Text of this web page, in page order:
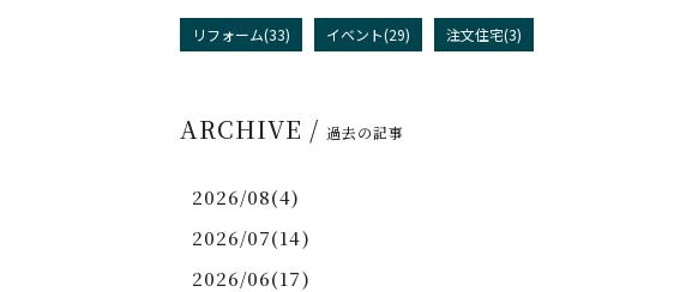
リフォーム(33) イベント(29) 注文住宅(3)
ARCHIVE / 過去の記事
2026/08(4)
2026/07(14)
2026/06(17)